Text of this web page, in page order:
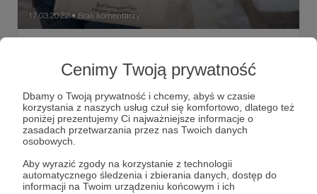
Cenimy Twoją prywatność
Dbamy o Twoją prywatność i chcemy, abyś w czasie
korzystania z naszych usług czuł się komfortowo, dlatego też
poniżej prezentujemy Ci najważniejsze informacje o
zasadach przetwarzania przez nas Twoich danych
osobowych.
Aby wyrazić zgody na korzystanie z technologii
automatycznego śledzenia i zbierania danych, dostęp do
informacji na Twoim urządzeniu końcowym i ich
17.03.2022 ● Brak komentarzy
Zobaczcie, co dla Was przygotowaliśmy :)